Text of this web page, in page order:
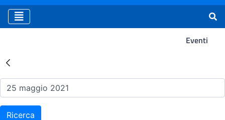
Eventi
Risultati della Ricerca -
Ricerca